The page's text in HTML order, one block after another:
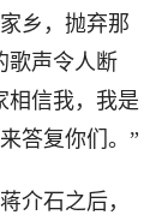
乡，抛弃那
声令人断
相信我，我是
答复你们。”
石之后，